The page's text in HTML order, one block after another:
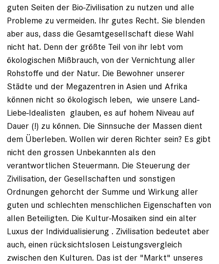
guten Seiten der Bio-Zivilisation zu nutzen und alle
Probleme zu vermeiden. Ihr gutes Recht. Sie blenden
aber aus, dass die Gesamtgesellschaft diese Wahl
nicht hat. Denn der größte Teil von ihr lebt vom
ökologischen Mißbrauch, von der Vernichtung aller
Rohstoffe und der Natur. Die Bewohner unserer
Städte und der Megazentren in Asien und Afrika
können nicht so ökologisch leben, wie unsere Land-
Liebe-Idealisten glauben, es auf hohem Niveau auf
Dauer (!) zu können. Die Sinnsuche der Massen dient
dem Überleben. Wollen wir deren Richter sein? Es gibt
nicht den grossen Unbekannten als den
verantwortlichen Steuermann. Die Steuerung der
Zivilisation, der Gesellschaften und sonstigen
Ordnungen gehorcht der Summe und Wirkung aller
guten und schlechten menschlichen Eigenschaften von
allen Beteiligten. Die Kultur-Mosaiken sind ein alter
Luxus der Individualisierung . Zivilisation bedeutet aber
auch, einen rücksichtslosen Leistungsvergleich
zwischen den Kulturen. Das ist der "Markt" unseres